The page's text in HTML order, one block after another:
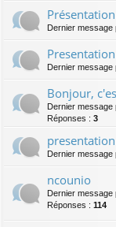
Présentation
Dernier message
Dernier message
Bonjour,
Dernier message
Réponses : 3
presentation
Dernier message
ncounio
Dernier message
Réponses : 114